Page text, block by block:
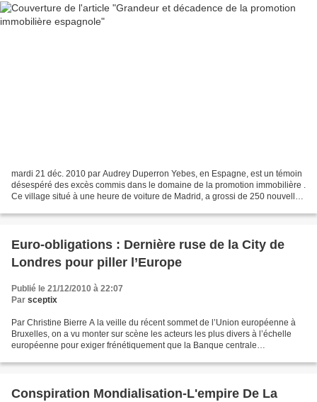
mardi 21 déc. 2010 par Audrey Duperron Yebes, en Espagne, est un témoin
désespéré des excès commis dans le domaine de la promotion immobilière .
Ce village situé à une heure de voiture de Madrid, a grossi de 250 nouvelles
Euro-obligations : Dernière ruse de la City de
Londres pour piller l’Europe
Publié le 21/12/2010 à 22:07
Par sceptix
Par Christine Bierre A la veille du récent sommet de l’Union européenne à
Bruxelles, on a vu monter sur scène les acteurs les plus divers à l’échelle
européenne pour exiger frénétiquement que la Banque centrale
Conspiration Mondialisation-L'empire De La